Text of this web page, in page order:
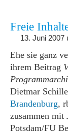
Freie
13. Juni 2007
Ehe sie ganz
ihrem Beitrag
Dietmar
Brandenburg,
zusammen
Potsdam/FU